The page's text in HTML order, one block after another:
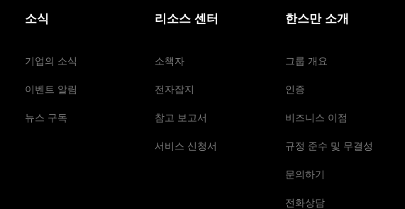
소식
기업의 소식
이벤트 알림
뉴스 구독
리소스 센터
소책자
전자잡지
참고 보고서
서비스 신청서
한스만 소개
그룹 개요
인증
비즈니스 이점
규정 준수 및 무결성
문의하기
전화상담